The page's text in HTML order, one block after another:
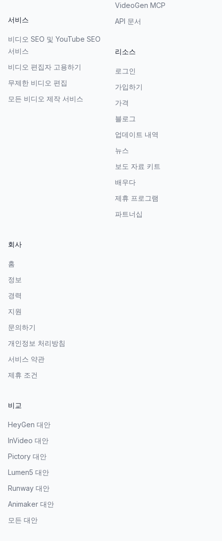
서비스
비디오 SEO 및 YouTube SEO
서비스
비디오 편집자 고용하기
무제한 비디오 편집
모든 비디오 제작 서비스
VideoGen MCP
API 문서
리소스
로그인
가입하기
가격
블로그
업데이트 내역
뉴스
보도 자료 키트
배우다
제휴 프로그램
파트너십
회사
홈
정보
경력
지원
문의하기
개인정보 처리방침
서비스 약관
제휴 조건
비교
HeyGen 대안
InVideo 대안
Pictory 대안
Lumen5 대안
Runway 대안
Animaker 대안
모든 대안